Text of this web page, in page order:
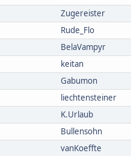
Zugereister
Rude_Flo
BelaVampyr
keitan
Gabumon
liechtensteiner
K.Urlaub
Bullensohn
vanKoeffte